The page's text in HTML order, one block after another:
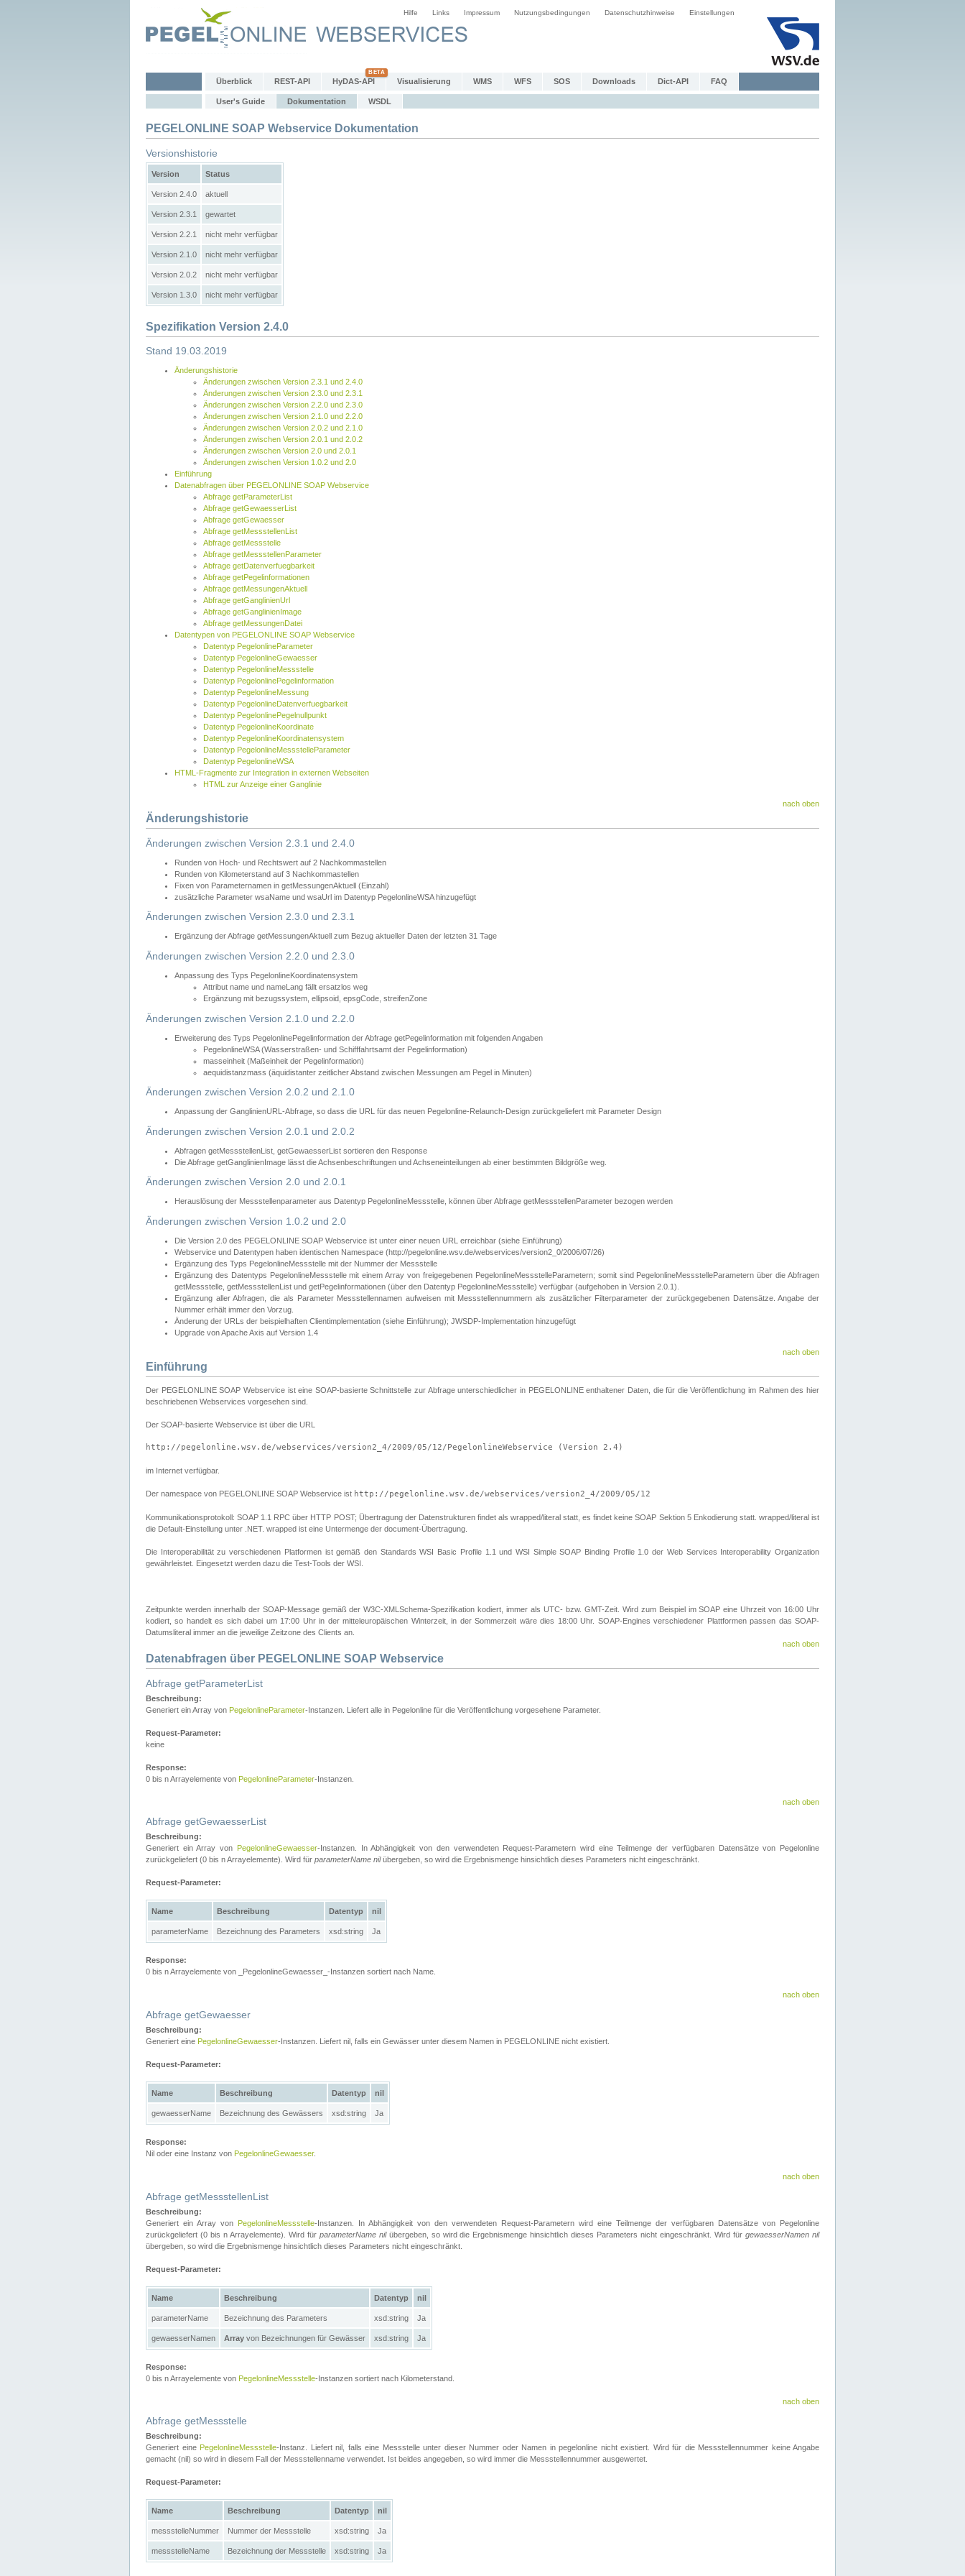
Hilfe Links Impressum Nutzungsbedingungen Datenschutzhinweise Einstellungen
Überblick REST-API HyDAS-API Visualisierung WMS WFS SOS Downloads Dict-API FAQ
User's Guide Dokumentation WSDL
PEGELONLINE SOAP Webservice Dokumentation
Versionshistorie
Version Status
Version 2.4.0 aktuell
Version 2.3.1 gewartet
Version 2.2.1 nicht mehr verfügbar
Version 2.1.0 nicht mehr verfügbar
Version 2.0.2 nicht mehr verfügbar
Version 1.3.0 nicht mehr verfügbar
Spezifikation Version 2.4.0
Stand 19.03.2019
Änderungshistorie
Änderungen zwischen Version 2.3.1 und 2.4.0
Änderungen zwischen Version 2.3.0 und 2.3.1
Änderungen zwischen Version 2.2.0 und 2.3.0
Änderungen zwischen Version 2.1.0 und 2.2.0
Änderungen zwischen Version 2.0.2 und 2.1.0
Änderungen zwischen Version 2.0.1 und 2.0.2
Änderungen zwischen Version 2.0 und 2.0.1
Änderungen zwischen Version 1.0.2 und 2.0
Einführung
Datenabfragen über PEGELONLINE SOAP Webservice
Abfrage getParameterList
Abfrage getGewaesserList
Abfrage getGewaesser
Abfrage getMessstellenList
Abfrage getMessstelle
Abfrage getMessstellenParameter
Abfrage getDatenverfuegbarkeit
Abfrage getPegelinformationen
Abfrage getMessungenAktuell
Abfrage getGanglinienUrl
Abfrage getGanglinienImage
Abfrage getMessungenDatei
Datentypen von PEGELONLINE SOAP Webservice
Datentyp PegelonlineParameter
Datentyp PegelonlineGewaesser
Datentyp PegelonlineMessstelle
Datentyp PegelonlinePegelinformation
Datentyp PegelonlineMessung
Datentyp PegelonlineDatenverfuegbarkeit
Datentyp PegelonlinePegelnullpunkt
Datentyp PegelonlineKoordinate
Datentyp PegelonlineKoordinatensystem
Datentyp PegelonlineMessstelleParameter
Datentyp PegelonlineWSA
HTML-Fragmente zur Integration in externen Webseiten
HTML zur Anzeige einer Ganglinie
nach oben
Änderungshistorie
Änderungen zwischen Version 2.3.1 und 2.4.0
Runden von Hoch- und Rechtswert auf 2 Nachkommastellen
Runden von Kilometerstand auf 3 Nachkommastellen
Fixen von Parameternamen in getMessungenAktuell (Einzahl)
zusätzliche Parameter wsaName und wsaUrl im Datentyp PegelonlineWSA hinzugefügt
Änderungen zwischen Version 2.3.0 und 2.3.1
Ergänzung der Abfrage getMessungenAktuell zum Bezug aktueller Daten der letzten 31 Tage
Änderungen zwischen Version 2.2.0 und 2.3.0
Anpassung des Typs PegelonlineKoordinatensystem
Attribut name und nameLang fällt ersatzlos weg
Ergänzung mit bezugssystem, ellipsoid, epsgCode, streifenZone
Änderungen zwischen Version 2.1.0 und 2.2.0
Erweiterung des Typs PegelonlinePegelinformation der Abfrage getPegelinformation mit folgenden Angaben
PegelonlineWSA (Wasserstraßen- und Schifffahrtsamt der Pegelinformation)
masseinheit (Maßeinheit der Pegelinformation)
aequidistanzmass (äquidistanter zeitlicher Abstand zwischen Messungen am Pegel in Minuten)
Änderungen zwischen Version 2.0.2 und 2.1.0
Anpassung der GanglinienURL-Abfrage, so dass die URL für das neuen Pegelonline-Relaunch-Design zurückgeliefert mit Parameter Design
Änderungen zwischen Version 2.0.1 und 2.0.2
Abfragen getMessstellenList, getGewaesserList sortieren den Response
Die Abfrage getGanglinienImage lässt die Achsenbeschriftungen und Achseneinteilungen ab einer bestimmten Bildgröße weg.
Änderungen zwischen Version 2.0 und 2.0.1
Herauslösung der Messstellenparameter aus Datentyp PegelonlineMessstelle, können über Abfrage getMessstellenParameter bezogen werden
Änderungen zwischen Version 1.0.2 und 2.0
Die Version 2.0 des PEGELONLINE SOAP Webservice ist unter einer neuen URL erreichbar (siehe Einführung)
Webservice und Datentypen haben identischen Namespace (http://pegelonline.wsv.de/webservices/version2_0/2006/07/26)
Ergänzung des Typs PegelonlineMessstelle mit der Nummer der Messstelle
Ergänzung des Datentyps PegelonlineMessstelle mit einem Array von freigegebenen PegelonlineMessstelleParametern; somit sind PegelonlineMessstelleParametern über die Abfragen
getMessstelle, getMessstellenList und getPegelinformationen (über den Datentyp PegelonlineMessstelle) verfügbar (aufgehoben in Version 2.0.1).
Ergänzung aller Abfragen, die als Parameter Messstellennamen aufweisen mit Messstellennummern als zusätzlicher Filterparameter der zurückgegebenen Datensätze. Angabe der
Nummer erhält immer den Vorzug.
Änderung der URLs der beispielhaften Clientimplementation (siehe Einführung); JWSDP-Implementation hinzugefügt
Upgrade von Apache Axis auf Version 1.4
nach oben
Einführung
Der PEGELONLINE SOAP Webservice ist eine SOAP-basierte Schnittstelle zur Abfrage unterschiedlicher in PEGELONLINE enthaltener Daten, die für die Veröffentlichung im Rahmen des hier
beschriebenen Webservices vorgesehen sind.
Der SOAP-basierte Webservice ist über die URL
http://pegelonline.wsv.de/webservices/version2_4/2009/05/12/PegelonlineWebservice (Version 2.4)
im Internet verfügbar.
Der namespace von PEGELONLINE SOAP Webservice ist http://pegelonline.wsv.de/webservices/version2_4/2009/05/12
Kommunikationsprotokoll: SOAP 1.1 RPC über HTTP POST; Übertragung der Datenstrukturen findet als wrapped/literal statt, es findet keine SOAP Sektion 5 Enkodierung statt. wrapped/literal ist
die Default-Einstellung unter .NET. wrapped ist eine Untermenge der document-Übertragung.
Die Interoperabilität zu verschiedenen Platformen ist gemäß den Standards WSI Basic Profile 1.1 und WSI Simple SOAP Binding Profile 1.0 der Web Services Interoperability Organization
gewährleistet. Eingesetzt werden dazu die Test-Tools der WSI.
Zeitpunkte werden innerhalb der SOAP-Message gemäß der W3C-XMLSchema-Spezifikation kodiert, immer als UTC- bzw. GMT-Zeit. Wird zum Beispiel im SOAP eine Uhrzeit von 16:00 Uhr
kodiert, so handelt es sich dabei um 17:00 Uhr in der mitteleuropäischen Winterzeit, in der Sommerzeit wäre dies 18:00 Uhr. SOAP-Engines verschiedener Plattformen passen das SOAP-
Datumsliteral immer an die jeweilige Zeitzone des Clients an.
nach oben
Datenabfragen über PEGELONLINE SOAP Webservice
Abfrage getParameterList
Beschreibung:
Generiert ein Array von PegelonlineParameter-Instanzen. Liefert alle in Pegelonline für die Veröffentlichung vorgesehene Parameter.
Request-Parameter:
keine
Response:
0 bis n Arrayelemente von PegelonlineParameter-Instanzen.
nach oben
Abfrage getGewaesserList
Beschreibung:
Generiert ein Array von
PegelonlineGewaesser-Instanzen. In Abhängigkeit von den verwendeten Request-Parametern wird eine Teilmenge der verfügbaren Datensätze von Pegelonline
zurückgeliefert (0 bis n Arrayelemente). Wird für parameterName nilübergeben, so wird die Ergebnismenge hinsichtlich dieses Parameters nicht eingeschränkt.
Request-Parameter:
Name Beschreibung Datentyp nil
parameterName Bezeichnung des Parameters xsd:string Ja
Response:
0 bis n Arrayelemente von _PegelonlineGewaesser_-Instanzen sortiert nach Name.
nach oben
Abfrage getGewaesser
Beschreibung:
Generiert eine PegelonlineGewaesser-Instanzen. Liefert nil, falls ein Gewässer unter diesem Namen in PEGELONLINE nicht existiert.
Request-Parameter:
Name Beschreibung Datentyp nil
gewaesserName Bezeichnung des Gewässers xsd:string Ja
Response:
Nil oder eine Instanz von PegelonlineGewaesser.
nach oben
Abfrage getMessstellenList
Beschreibung:
Generiert ein Array von PegelonlineMessstelle-Instanzen. In Abhängigkeit von den verwendeten Request-Parametern wird eine Teilmenge der verfügbaren Datensätze von Pegelonline
zurückgeliefert (0 bis n Arrayelemente). Wird für parameterName nilübergeben, so wird die Ergebnismenge hinsichtlich dieses Parameters nicht eingeschränkt. Wird fürgewaesserNamen nil
übergeben, so wird die Ergebnismenge hinsichtlich dieses Parameters nicht eingeschränkt.
Request-Parameter:
Name Beschreibung Datentyp nil
parameterName Bezeichnung des Parameters xsd:string Ja
gewaesserNamen Array von Bezeichnungen für Gewässer xsd:string Ja
Response:
0 bis n Arrayelemente von PegelonlineMessstelle-Instanzen sortiert nach Kilometerstand.
nach oben
Abfrage getMessstelle
Beschreibung:
Generiert eine PegelonlineMessstelle-Instanz. Liefert nil, falls eine Messstelle unter dieser Nummer oder Namen in pegelonline nicht existiert. Wird für die Messstellennummer keine Angabe
gemacht (nil) so wird in diesem Fall der Messstellenname verwendet. Ist beides angegeben, so wird immer die Messstellennummer ausgewertet.
Request-Parameter:
Name Beschreibung Datentyp nil
messstelleNummer Nummer der Messstelle xsd:string Ja
messstelleName Bezeichnung der Messstelle xsd:string Ja